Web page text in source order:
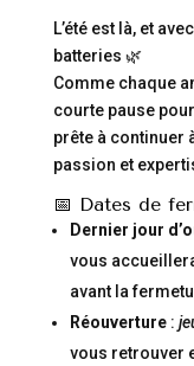
L’été est là, et
batteries 🌿
Comme chaque
courte pause
prête à continuer
passion et
📅 Dates de
Dernier jour
vous
avant la
Réouverture:
vous retrouver